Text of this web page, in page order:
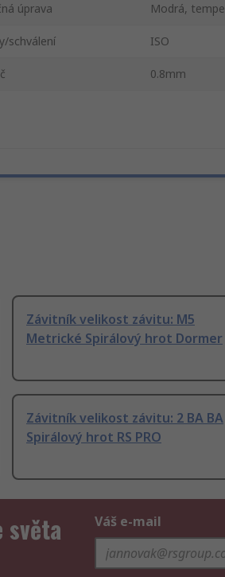
úprava Modrá,
schválení ISO
0.8mm
Závitník velikost závitu: M5
Metrické Spirálový hrot Dormer
Závitník velikost závitu: 2 BA BA
Spirálový hrot RS PRO
Váš e-mail